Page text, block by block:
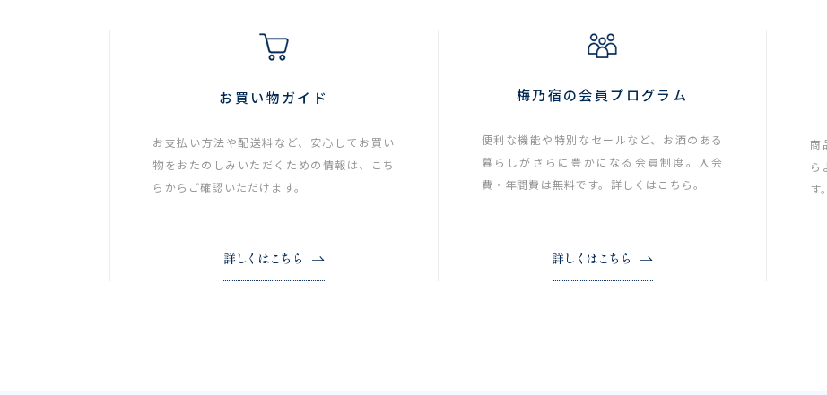
お買い物ガイド
お支払い方法や配送料など、安心してお買い
物をおたのしみいただくための情報は、こち
らからご確認いただけます。
詳しくはこちら
梅乃宿の会員プログラム
便利な機能や特別なセールなど、お酒のある
暮らしがさらに豊かになる会員制度。入会
費・年間費は無料です。詳しくはこちら。
詳しくはこちら
商
ら
す。